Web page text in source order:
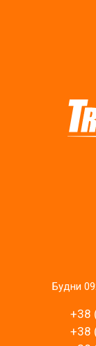
Будни
+38
+38